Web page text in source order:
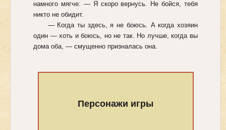
намного мягче: — Я скоро вернусь. Не бойся, тебя
никто не обидит.
— Когда ты здесь, я не боюсь. А когда хозяин
один — хоть и боюсь, но не так. Но лучше, когда вы
дома оба, — смущенно призналась она.
Персонажи игры